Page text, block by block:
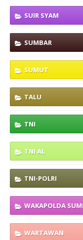
SUIR SYAM
SUMBAR
SUMUT
TALU
TNI
TNI AL
TNI-POLRI
WAKAPOLDA
WARTAWAN